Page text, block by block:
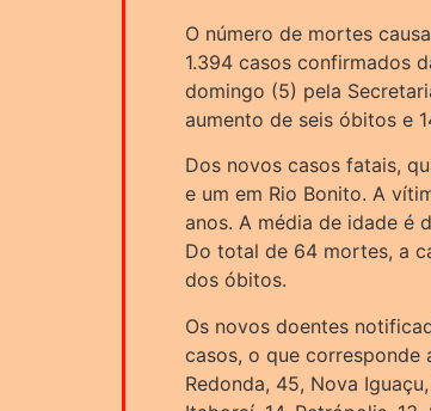
O número de mortes
1.394 casos confirmados
domingo (5) pela
aumento de seis óbitos e
Dos novos casos fatais,
e um em Rio Bonito. A
anos. A média de idade é
Do total de 64 mortes, a
dos óbitos.
Os novos doentes
casos, o que corresponde
Redonda, 45, Nova